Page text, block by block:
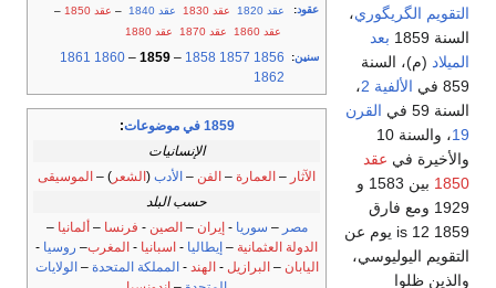
عقود: عقد 1820 عقد 1830 عقد 1840 – عقد 1850
–
عقد 1860
عقد 1870 عقد 1880
سنين:
1856
1857
1858
–
1859
–
1860
1861
1862
1859 في موضوعات
:
الإنسانيات
الآثار – العمارة – الفن – الأدب (الشعر ) – الموسيقى
حسب البلد
مصر – سوريا -إيران –الصين - فرنسا –ألمانيا –
الدولة العثمانية – إيطاليا - اسبانيا - المغرب– روسيا -
اليابان –البرازيل -الهند -المملكة المتحدة –الولايات
التقويم الگريگوري،
السنة 1859
بعد
الميلاد (م)، السنة
859 في
الألفية 2
،
السنة 59 في
القرن
19
، والسنة 10
والأخيرة في عقد
1850
بين 1583 و
1929 ومع فارق
1859 is 12 يوم عن
التقويم اليوليوسي،
والذين ظلوا